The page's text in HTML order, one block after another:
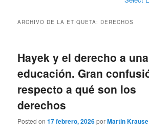
ARCHIVO DE LA ETIQUETA: DERECHOS
Hayek y el derecho a una
educación. Gran
respecto a qué son los
derechos
Posted on17 febrero, 2026porMartin Krause